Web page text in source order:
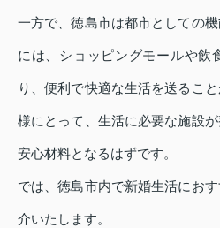
一方で、徳島市は都市としての
には、ショッピングモールや飲
り、便利で快適な生活を送るこ
様にとって、生活に必要な施設
安心材料となるはずです。
では、徳島市内で新婚生活にお
介いたします。